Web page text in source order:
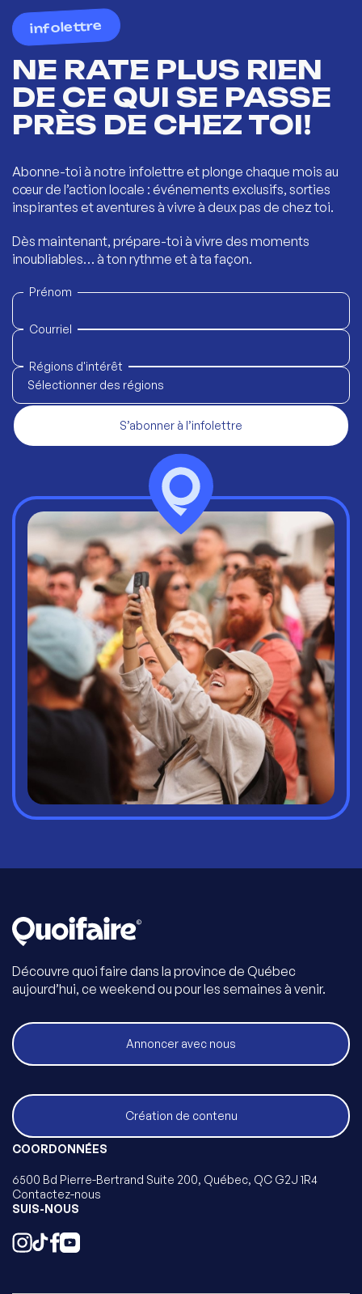
infolettre
NE RATE PLUS RIEN
DE CE QUI SE PASSE
PRÈS DE CHEZ TOI!
Abonne-toi à notre infolettre et plonge chaque mois au
cœur de l’action locale : événements exclusifs, sorties
inspirantes et aventures à vivre à deux pas de chez toi.
Dès maintenant, prépare-toi à vivre des moments
inoubliables… à ton rythme et à ta façon.
Prénom
Courriel
Régions d'intérêt
Sélectionner des régions
S’abonner à l’infolettre
Découvre quoi faire dans la province de Québec
aujourd’hui, ce weekend ou pour les semaines à venir.
Annoncer avec nous
Création de contenu
COORDONNÉES
6500 Bd Pierre-Bertrand Suite 200, Québec, QC G2J 1R4
Contactez-nous
SUIS-NOUS